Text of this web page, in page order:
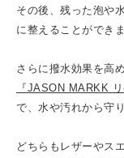
その後、残った泡や
に整えることができま
さらに撥水効果を高
『JASON MARKK
で、水や汚れから守
どちらもレザーやス